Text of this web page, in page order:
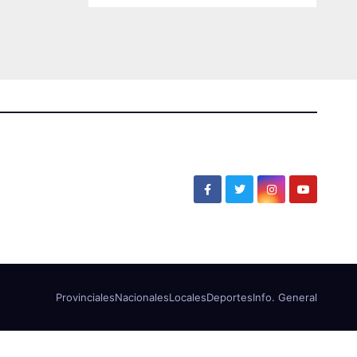
ProvincialesNacionalesLocalesDeportesInfo. General